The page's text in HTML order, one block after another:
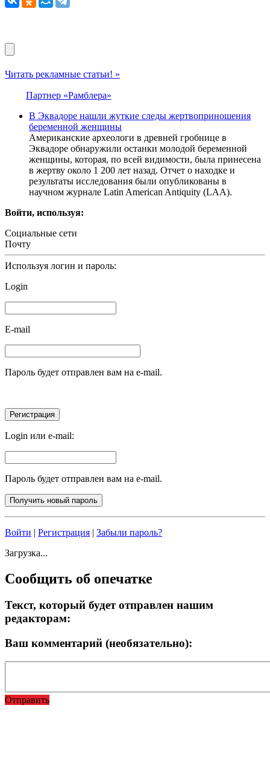
Читать рекламные статьи! »
Партнер «Рамблера»
В Эквадоре нашли жуткие следы жертвоприношения
беременной женщины
Американские археологи в древней гробнице в
Эквадоре обнаружили останки молодой беременной
женщины, которая, по всей видимости, была принесена
в жертву около 1 200 лет назад. Отчет о находке и
результаты исследования были опубликованы в
научном журнале Latin American Antiquity (LAA).
Войти, используя:
Социальные сети
Почту
Используя логин и пароль:
Login
E-mail
Пароль будет отправлен вам на e-mail.
Login или e-mail:
Пароль будет отправлен вам на e-mail.
Войти | Регистрация | Забыли пароль?
Загрузка...
Сообщить об опечатке
Текст, который будет отправлен нашим
редакторам:
Ваш комментарий (необязательно):
Отправить